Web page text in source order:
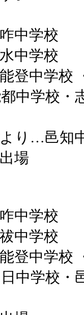
学校
中学校
中学校
中学校・
り…邑知
場
学校
中学校
中学校
中学校・